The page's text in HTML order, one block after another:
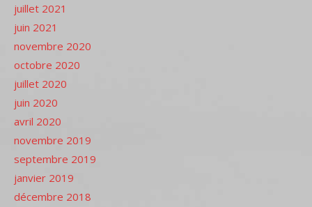
juillet 2021
juin 2021
novembre 2020
octobre 2020
juillet 2020
juin 2020
avril 2020
novembre 2019
septembre 2019
janvier 2019
décembre 2018